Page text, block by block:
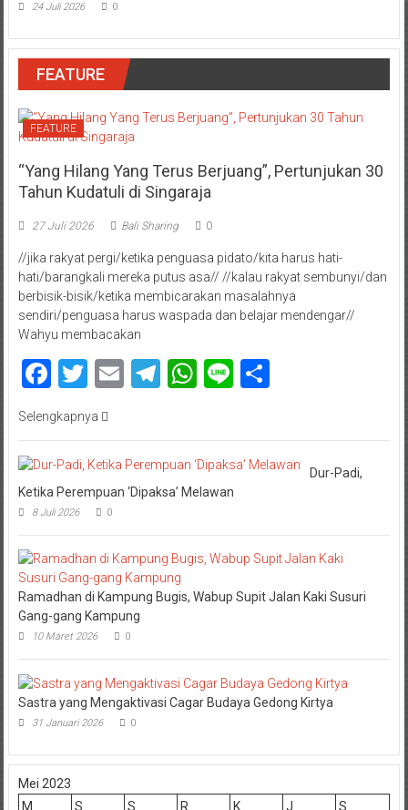
24 Juli 2026 0
FEATURE
FEATURE
“Yang Hilang Yang Terus Berjuang”, Pertunjukan 30
Tahun Kudatuli di Singaraja
27 Juli 2026 Bali Sharing 0
//jika rakyat pergi/ketika penguasa pidato/kita harus hati-
hati/barangkali mereka putus asa// //kalau rakyat sembunyi/dan
berbisik-bisik/ketika membicarakan masalahnya
sendiri/penguasa harus waspada dan belajar mendengar//
Wahyu membacakan
Facebook
Twitter
EmailTelegram
WhatsApp
Line
Selengkapnya
Dur-Padi,
Ketika Perempuan ‘Dipaksa’ Melawan
8 Juli 2026 0
Ramadhan di Kampung Bugis, Wabup Supit Jalan Kaki Susuri
Gang-gang Kampung
10 Maret 2026 0
Sastra yang Mengaktivasi Cagar Budaya Gedong Kirtya
31 Januari 2026 0
Mei 2023
M
S S R K J S